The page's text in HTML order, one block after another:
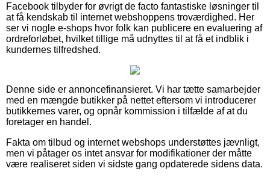
Facebook tilbyder for øvrigt de facto fantastiske løsninger til
at få kendskab til internet webshoppens troværdighed. Her
ser vi nogle e-shops hvor folk kan publicere en evaluering af
ordreforløbet, hvilket tillige må udnyttes til at få et indblik i
kundernes tilfredshed.
Denne side er annoncefinansieret. Vi har tætte samarbejder
med en mængde butikker på nettet eftersom vi introducerer
butikkernes varer, og opnår kommission i tilfælde af at du
foretager en handel.
Fakta om tilbud og internet webshops understøttes jævnligt,
men vi påtager os intet ansvar for modifikationer der måtte
være realiseret siden vi sidste gang opdaterede sidens data.